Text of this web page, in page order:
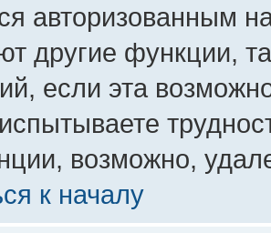
авторизованным
другие функции,
если эта
возможно,
к началу